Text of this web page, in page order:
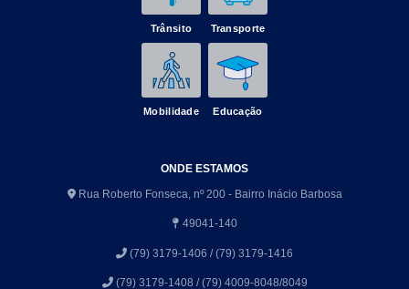
Trânsito Transporte
Mobilidade Educação
ONDE ESTAMOS
Rua Roberto Fonseca, nº 200 - Bairro Inácio Barbosa
49041-140
(79) 3179-1406 / (79) 3179-1416
(79) 3179-1408 / (79) 4009-8048/8049